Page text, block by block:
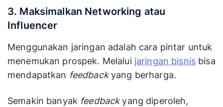
3. Maksimalkan Networking atau
Influencer
Menggunakan jaringan adalah cara pintar untuk
menemukan prospek. Melalui jaringan bisnis bisa
mendapatkan feedbackyang berharga.
Semakin banyak feedbackyang diperoleh,